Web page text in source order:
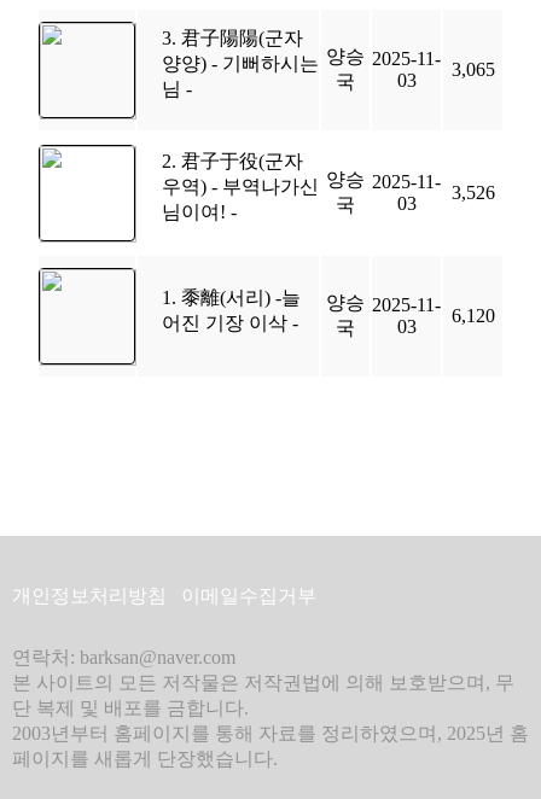
3. 君子陽陽(군자
양양) - 기뻐하시는
님 -
양승
국
2025-11-
03
3,065
2. 君子于役(군자
우역) - 부역나가신
님이여! -
양승
국
2025-11-
03
3,526
1. 黍離(서리) -늘
어진 기장 이삭 -
양승
국
2025-11-
03
6,120
개인정보처리방침 이메일수집거부
연락처: barksan@naver.com
본 사이트의 모든 저작물은 저작권법에 의해 보호받으며, 무
단 복제 및 배포를 금합니다.
2003년부터 홈페이지를 통해 자료를 정리하였으며, 2025년 홈
페이지를 새롭게 단장했습니다.